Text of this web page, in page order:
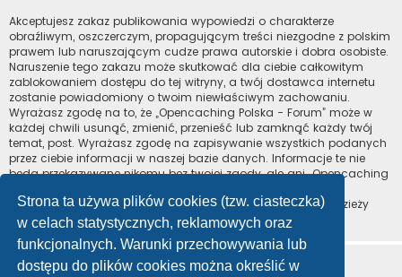
Strona ta używa plików cookies (tzw. ciasteczka)
w celach statystycznych, reklamowych oraz
funkcjonalnych. Warunki przechowywania lub
dostępu do plików cookies można określić w
Akceptujesz zakaz publikowania wypowiedzi o charakterze
obraźliwym, oszczerczym, propagującym treści niezgodne z polskim
prawem lub naruszającym cudze prawa autorskie i dobra osobiste.
Naruszenie tego zakazu może skutkować dla ciebie całkowitym
zablokowaniem dostępu do tej witryny, a twój dostawca internetu
zostanie powiadomiony o twoim niewłaściwym zachowaniu.
Wyrażasz zgodę na to, że „Opencaching Polska - Forum” może w
każdej chwili usunąć, zmienić, przenieść lub zamknąć każdy twój
temat, post. Wyrażasz zgodę na zapisywanie wszystkich podanych
przez ciebie informacji w naszej bazie danych. Informacje te nie
będą przekazywane nikomu bez twojej zgody, ale ani „Opencaching
włamania do witryny, podczas których może dojść do kradzieży
danych.